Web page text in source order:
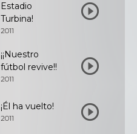
Estadio
Turbina!
2011
¡¡Nuestro
fútbol revive!!
2011
¡Él ha vuelto!
2011